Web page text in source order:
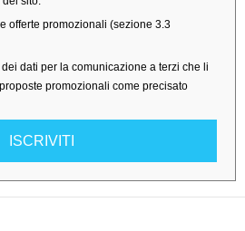
offerte promozionali (sezione 3.3
dati per la comunicazione a terzi che li
promozionali come precisato
ISCRIVITI